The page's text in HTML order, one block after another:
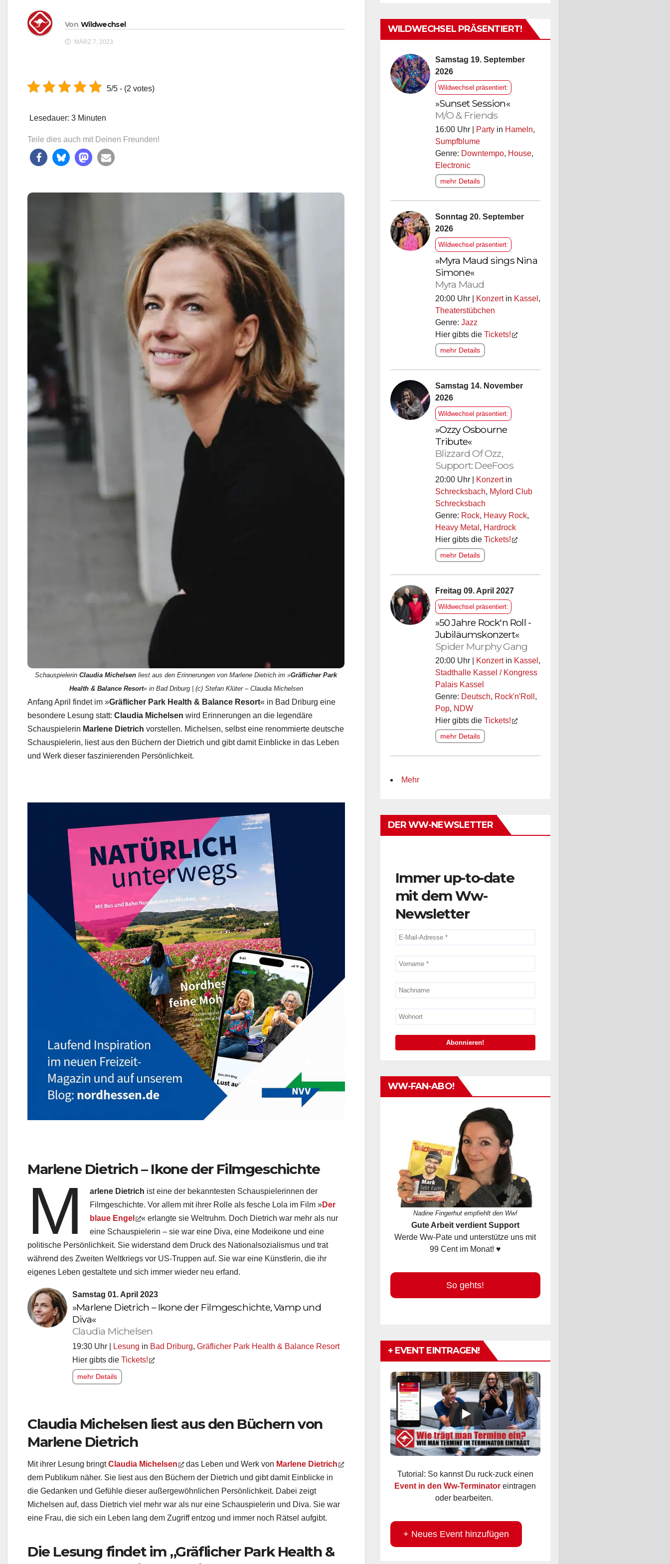
Von Wildwechsel
MÄRZ 7, 2023
5/5 - (2 votes)
Lesedauer: 3 Minuten
Teile dies auch mit Deinen Freunden!
SchauspielerinClaudia Michelsen liest aus den Erinnerungen von Marlene Dietrich im »Gräflicher Park
Health & Balance Resort« in Bad Driburg | (c) Stefan Klüter – Claudia Michelsen
Anfang April findet im »Gräflicher Park Health & Balance Resort« in Bad Driburg eine
besondere Lesung statt: Claudia Michelsen wird Erinnerungen an die legendäre
Schauspielerin Marlene Dietrich vorstellen. Michelsen, selbst eine renommierte deutsche
Schauspielerin, liest aus den Büchern der Dietrich und gibt damit Einblicke in das Leben
und Werk dieser faszinierenden Persönlichkeit.
Marlene Dietrich – Ikone der Filmgeschichte
M arlene Dietrich ist eine der bekanntesten Schauspielerinnen der
Filmgeschichte. Vor allem mit ihrer Rolle als fesche Lola im Film »Der
blaue Engel
« erlangte sie Weltruhm. Doch Dietrich war mehr als nur
eine Schauspielerin – sie war eine Diva, eine Modeikone und eine
politische Persönlichkeit. Sie widerstand dem Druck des Nationalsozialismus und trat
während des Zweiten Weltkriegs vor US-Truppen auf. Sie war eine Künstlerin, die ihr
eigenes Leben gestaltete und sich immer wieder neu erfand.
Samstag 01. April 2023
»Marlene Dietrich – Ikone der Filmgeschichte, Vamp und
Diva«
Claudia Michelsen
19:30 Uhr | Lesung in Bad Driburg, Gräflicher Park Health & Balance Resort
Hier gibts die Tickets!
mehr Details
Claudia Michelsen liest aus den Büchern von
Marlene Dietrich
Mit ihrer Lesung bringt Claudia Michelsen das Leben und Werk von Marlene Dietrich
dem Publikum näher. Sie liest aus den Büchern der Dietrich und gibt damit Einblicke in
die Gedanken und Gefühle dieser außergewöhnlichen Persönlichkeit. Dabei zeigt
Michelsen auf, dass Dietrich viel mehr war als nur eine Schauspielerin und Diva. Sie war
eine Frau, die sich ein Leben lang dem Zugriff entzog und immer noch Rätsel aufgibt.
Die Lesung findet im „Gräflicher Park Health &
WILDWECHSEL PRÄSENTIERT!
Samstag 19. September
2026
Wildwechsel präsentiert:
»Sunset Session«
M/O & Friends
16:00 Uhr | Partyin Hameln,
Sumpfblume
Genre: Downtempo, House,
Electronic
mehr Details
Sonntag 20. September
2026
Wildwechsel präsentiert:
»Myra Maud sings Nina
Simone«
Myra Maud
20:00 Uhr | Konzertin Kassel ,
Theaterstübchen
Genre: Jazz
Hier gibts die Tickets!
mehr Details
Samstag 14. November
2026
Wildwechsel präsentiert:
»Ozzy Osbourne
Tribute«
Blizzard Of Ozz,
Support: DeeFoos
20:00 Uhr | Konzertin
Schrecksbach, Mylord Club
Schrecksbach
Genre: Rock, Heavy Rock,
Heavy Metal , Hardrock
Hier gibts die Tickets!
mehr Details
Freitag 09. April 2027
Wildwechsel präsentiert:
»50 Jahre Rock'n Roll -
Jubiläumskonzert«
Spider Murphy Gang
20:00 Uhr | Konzertin Kassel ,
Stadthalle Kassel / Kongress
Palais Kassel
Genre: Deutsch, Rock'n'Roll ,
Pop, NDW
Hier gibts die Tickets!
mehr Details
Mehr
DER WW-NEWSLETTER
Immer up-to-date
mit dem Ww-
Newsletter
WW-FAN-ABO!
Nadine Fingerhut empfiehlt den Ww!
Gute Arbeit verdient Support
Werde Ww-Pate und unterstütze uns mit
99 Cent im Monat! ♥
So gehts!
+ EVENT EINTRAGEN!
Tutorial: So kannst Du ruck-zuck einen
Event in den Ww-Terminator eintragen
oder bearbeiten.
+ Neues Event hinzufügen